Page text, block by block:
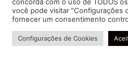
Gestão e Controle
Gestão de Recursos
Gestão Contábil, Fiscal
você pode visitar "Configurações
fornecer um consentimento
Configurações de Cookies
Confira agora!
eSocial publica
orientativas com alterações
códigos…
Precisa